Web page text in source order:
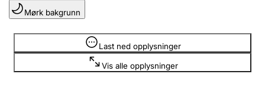
Lag og forening
Registrere, endre, slette
Mørk bakgrunn
Last ned opplysninger
Vis alle opplysninger
Opplysninger er skjult